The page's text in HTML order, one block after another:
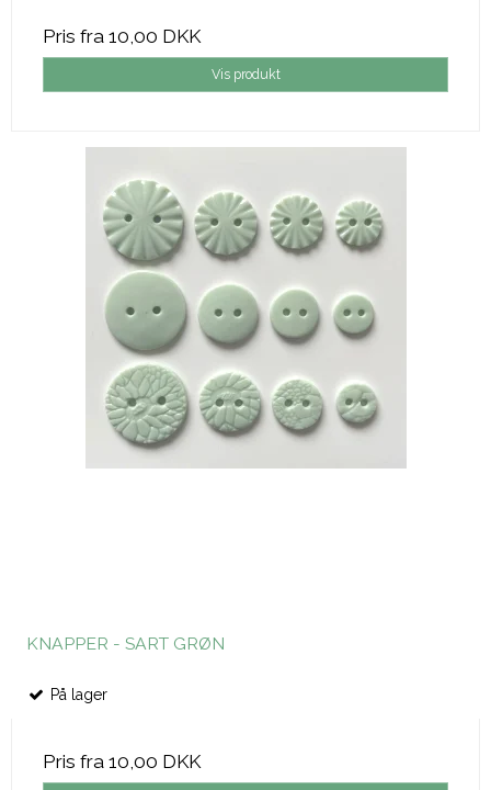
Pris fra 10,00 DKK
Vis produkt
KNAPPER - SART GRØN
På lager
Pris fra 10,00 DKK